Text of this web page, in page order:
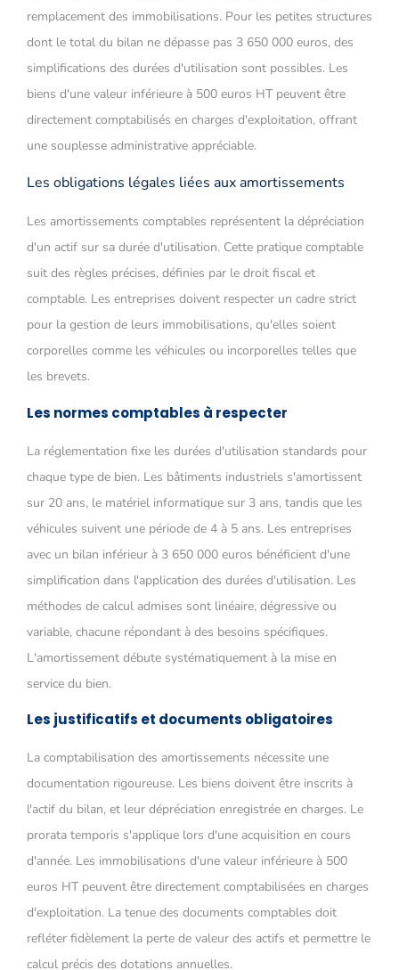
remplacement des immobilisations. Pour les petites structures
dont le total du bilan ne dépasse pas 3 650 000 euros, des
simplifications des durées d'utilisation sont possibles. Les
biens d'une valeur inférieure à 500 euros HT peuvent être
directement comptabilisés en charges d'exploitation, offrant
une souplesse administrative appréciable.
Les obligations légales liées aux amortissements
Les amortissements comptables représentent la dépréciation
d'un actif sur sa durée d'utilisation. Cette pratique comptable
suit des règles précises, définies par le droit fiscal et
comptable. Les entreprises doivent respecter un cadre strict
pour la gestion de leurs immobilisations, qu'elles soient
corporelles comme les véhicules ou incorporelles telles que
les brevets.
Les normes comptables à respecter
La réglementation fixe les durées d'utilisation standards pour
chaque type de bien. Les bâtiments industriels s'amortissent
sur 20 ans, le matériel informatique sur 3 ans, tandis que les
véhicules suivent une période de 4 à 5 ans. Les entreprises
avec un bilan inférieur à 3 650 000 euros bénéficient d'une
simplification dans l'application des durées d'utilisation. Les
méthodes de calcul admises sont linéaire, dégressive ou
variable, chacune répondant à des besoins spécifiques.
L'amortissement débute systématiquement à la mise en
service du bien.
Les justificatifs et documents obligatoires
La comptabilisation des amortissements nécessite une
documentation rigoureuse. Les biens doivent être inscrits à
l'actif du bilan, et leur dépréciation enregistrée en charges. Le
prorata temporis s'applique lors d'une acquisition en cours
d'année. Les immobilisations d'une valeur inférieure à 500
euros HT peuvent être directement comptabilisées en charges
d'exploitation. La tenue des documents comptables doit
refléter fidèlement la perte de valeur des actifs et permettre le
calcul précis des dotations annuelles.